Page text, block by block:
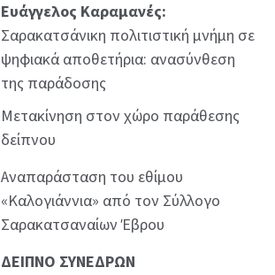
Ευάγγελος Καραμανές:
Σαρακατσάνικη πολιτιστική μνήμη σε
ψηφιακά αποθετήρια: ανασύνθεση
της παράδοσης
Μετακίνηση στον χώρο παράθεσης
δείπνου
Αναπαράσταση του εθίμου
«Καλογιάννια» από τον Σύλλογο
Σαρακατσαναίων Έβρου
ΔΕΙΠΝΟ ΣΥΝΕΔΡΩΝ